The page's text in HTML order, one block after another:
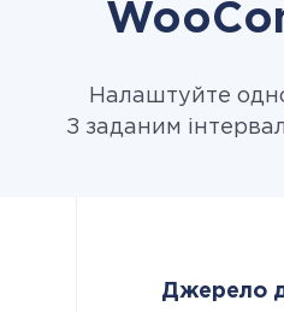
Налаштуйте
З заданим
Джерело